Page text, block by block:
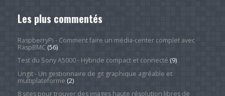
Les plus commentés
RaspberryPi - Comment faire un média-center complet avec
RaspBMC(56)
Test du Sony A5000 - Hybride compact et connecté (9)
Ungit - Un gestionnaire de git graphique agréable et
multiplateforme (2)
8 sites pour trouver des images haute résolution libres de